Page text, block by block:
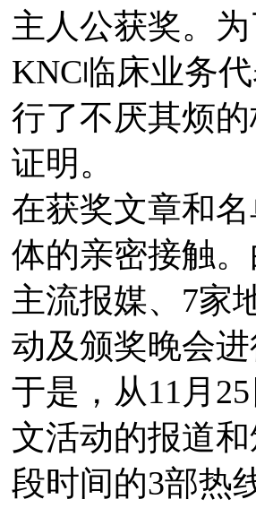
主人公获奖。
KNC临床业务
行了不厌其烦
证明。
在获奖文章和
体的亲密接触
主流报媒、7家
动及颁奖晚会
于是，从11月
文活动的报道
段时间的3部热